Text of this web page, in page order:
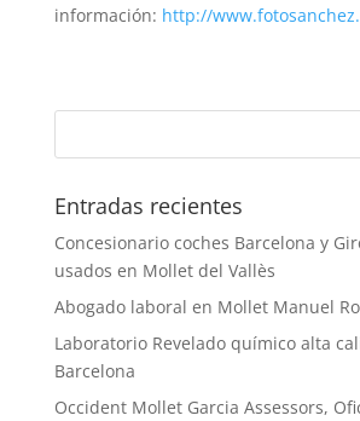
información: http://
Entradas recientes
Concesionario coches Barcelona y
usados en Mollet del Vallès
Abogado laboral en Mollet Manuel
Laboratorio Revelado químico alta
Barcelona
Occident Mollet Garcia Assessors,